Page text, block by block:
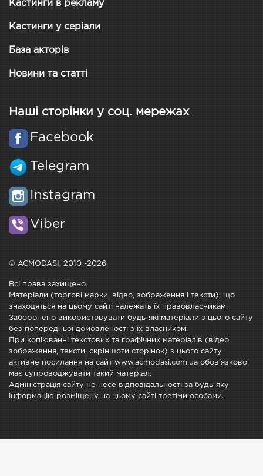
Кастинги в рекламу
Кастинги у серіали
База акторів
Новини та статті
Наші сторінки у соц. мережах
Facebook
Telegram
Instagram
Viber
© ACMODASI, 2010 -2026
Всі права захищено.
Матеріали (торгові марки, відео, зображення і тексти), що
знаходяться на цьому сайті належать їх правовласникам.
Заборонено використовувати будь-які матеріали з цього сайту
без попередньої домовленості з їх власником.
При копіюванні текстових та графічних матеріалів (відео,
зображення, тексти, скріншоти сторінок) з цього сайту
активне посилання на сайт www.acmodasi.com.ua обов'язково
має супроводжувати такий матеріал.
Адміністрація сайту не несе відповідальності за будь-яку
інформацію розміщену на цьому сайті третіми особами.